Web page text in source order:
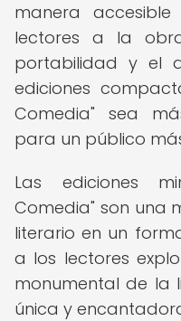
manera
lectores a la
portabilidad y el
ediciones
Comedia" sea
para un público
Las ediciones
Comedia" son una
literario en un
a los lectores
monumental de la
única y